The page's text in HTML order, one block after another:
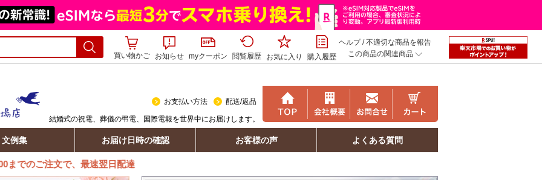
買い物かご お知らせ myクーポン 閲覧履歴 お気に入り 購入履歴
ヘルプ/不適切な商品を報告
この商品の関連商品